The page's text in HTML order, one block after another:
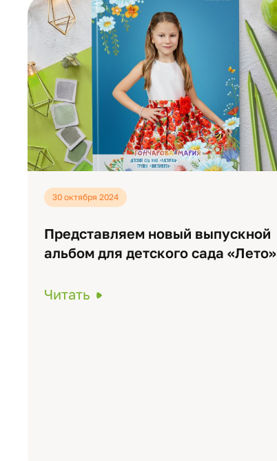
30 октября 2024
Представляем новый выпускной
альбом для детского сада «Лето»
Читать